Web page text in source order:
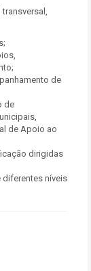
de
de
de Apoio ao
dirigidas
diferentes níveis